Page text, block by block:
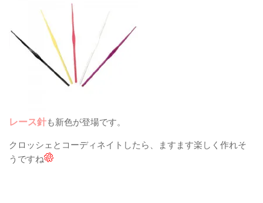
レース針も新色が登場です。
クロッシェとコーディネイトしたら、ますます楽しく作れそ
うですね